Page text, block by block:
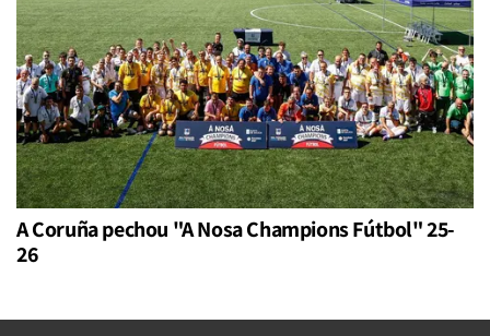
A Coruña pechou "A Nosa Champions Fútbol" 25-
26